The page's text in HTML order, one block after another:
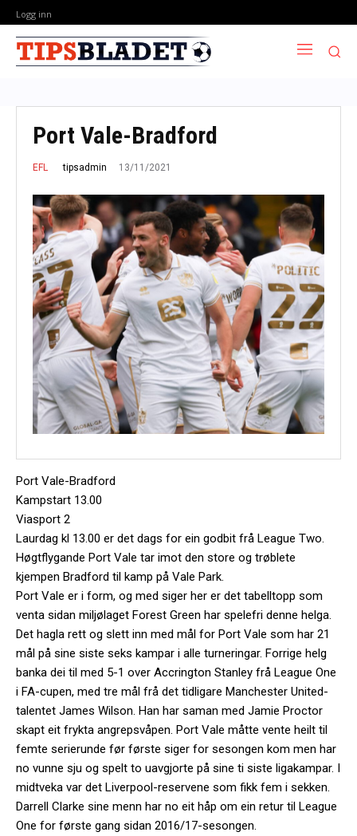
Logg inn
Port Vale-Bradford
EFL tipsadmin 13/11/2021
Port Vale-Bradford
Kampstart 13.00
Viasport 2
Laurdag kl 13.00 er det dags for ein godbit frå League Two.
Høgtflygande Port Vale tar imot den store og trøblete
kjempen Bradford til kamp på Vale Park.
Port Vale er i form, og med siger her er det tabelltopp som
venta sidan miljølaget Forest Green har spelefri denne helga.
Det hagla rett og slett inn med mål for Port Vale som har 21
mål på sine siste seks kampar i alle turneringar. Forrige helg
banka dei til med 5-1 over Accrington Stanley frå League One
i FA-cupen, med tre mål frå det tidligare Manchester United-
talentet James Wilson. Han har saman med Jamie Proctor
skapt eit frykta angrepsvåpen. Port Vale måtte vente heilt til
femte serierunde før første siger for sesongen kom men har
no vunne sju og spelt to uavgjorte på sine ti siste ligakampar. I
midtveka var det Liverpool-reservene som fikk fem i sekken.
Darrell Clarke sine menn har no eit håp om ein retur til League
One for første gang sidan 2016/17-sesongen.